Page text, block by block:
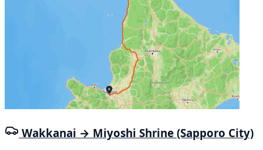
Wakkanai → Miyoshi Shrine (Sapporo City)